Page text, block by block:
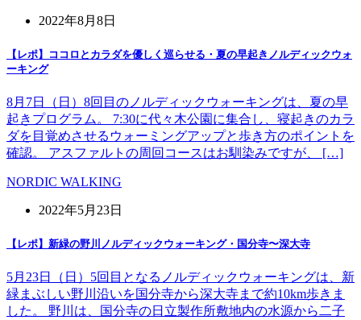
2022年8月8日
【レポ】ココロとカラダを優しく巡らせる・夏の早起きノルディックウォ
ーキング
8月7日（日）8回目のノルディックウォーキングは、夏の早
起きプログラム。 7:30に代々木公園に集合し、寝起きのカラ
ダを目覚めさせるウォーミングアップと歩き方のポイントを
確認。 アスファルトの周回コースはお馴染みですが、 […]
NORDIC WALKING
2022年5月23日
【レポ】新緑の野川ノルディックウォーキング・国分寺〜深大寺
5月23日（日）5回目となるノルディックウォーキングは、新
緑まぶしい野川沿いを国分寺から深大寺まで約10km歩きま
した。 野川は、国分寺の日立製作所敷地内の水源から二子